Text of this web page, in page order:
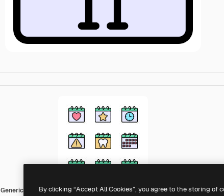
Generic color lineal-colorBy clicking “Accept All Cookies”, you agree to the storing of